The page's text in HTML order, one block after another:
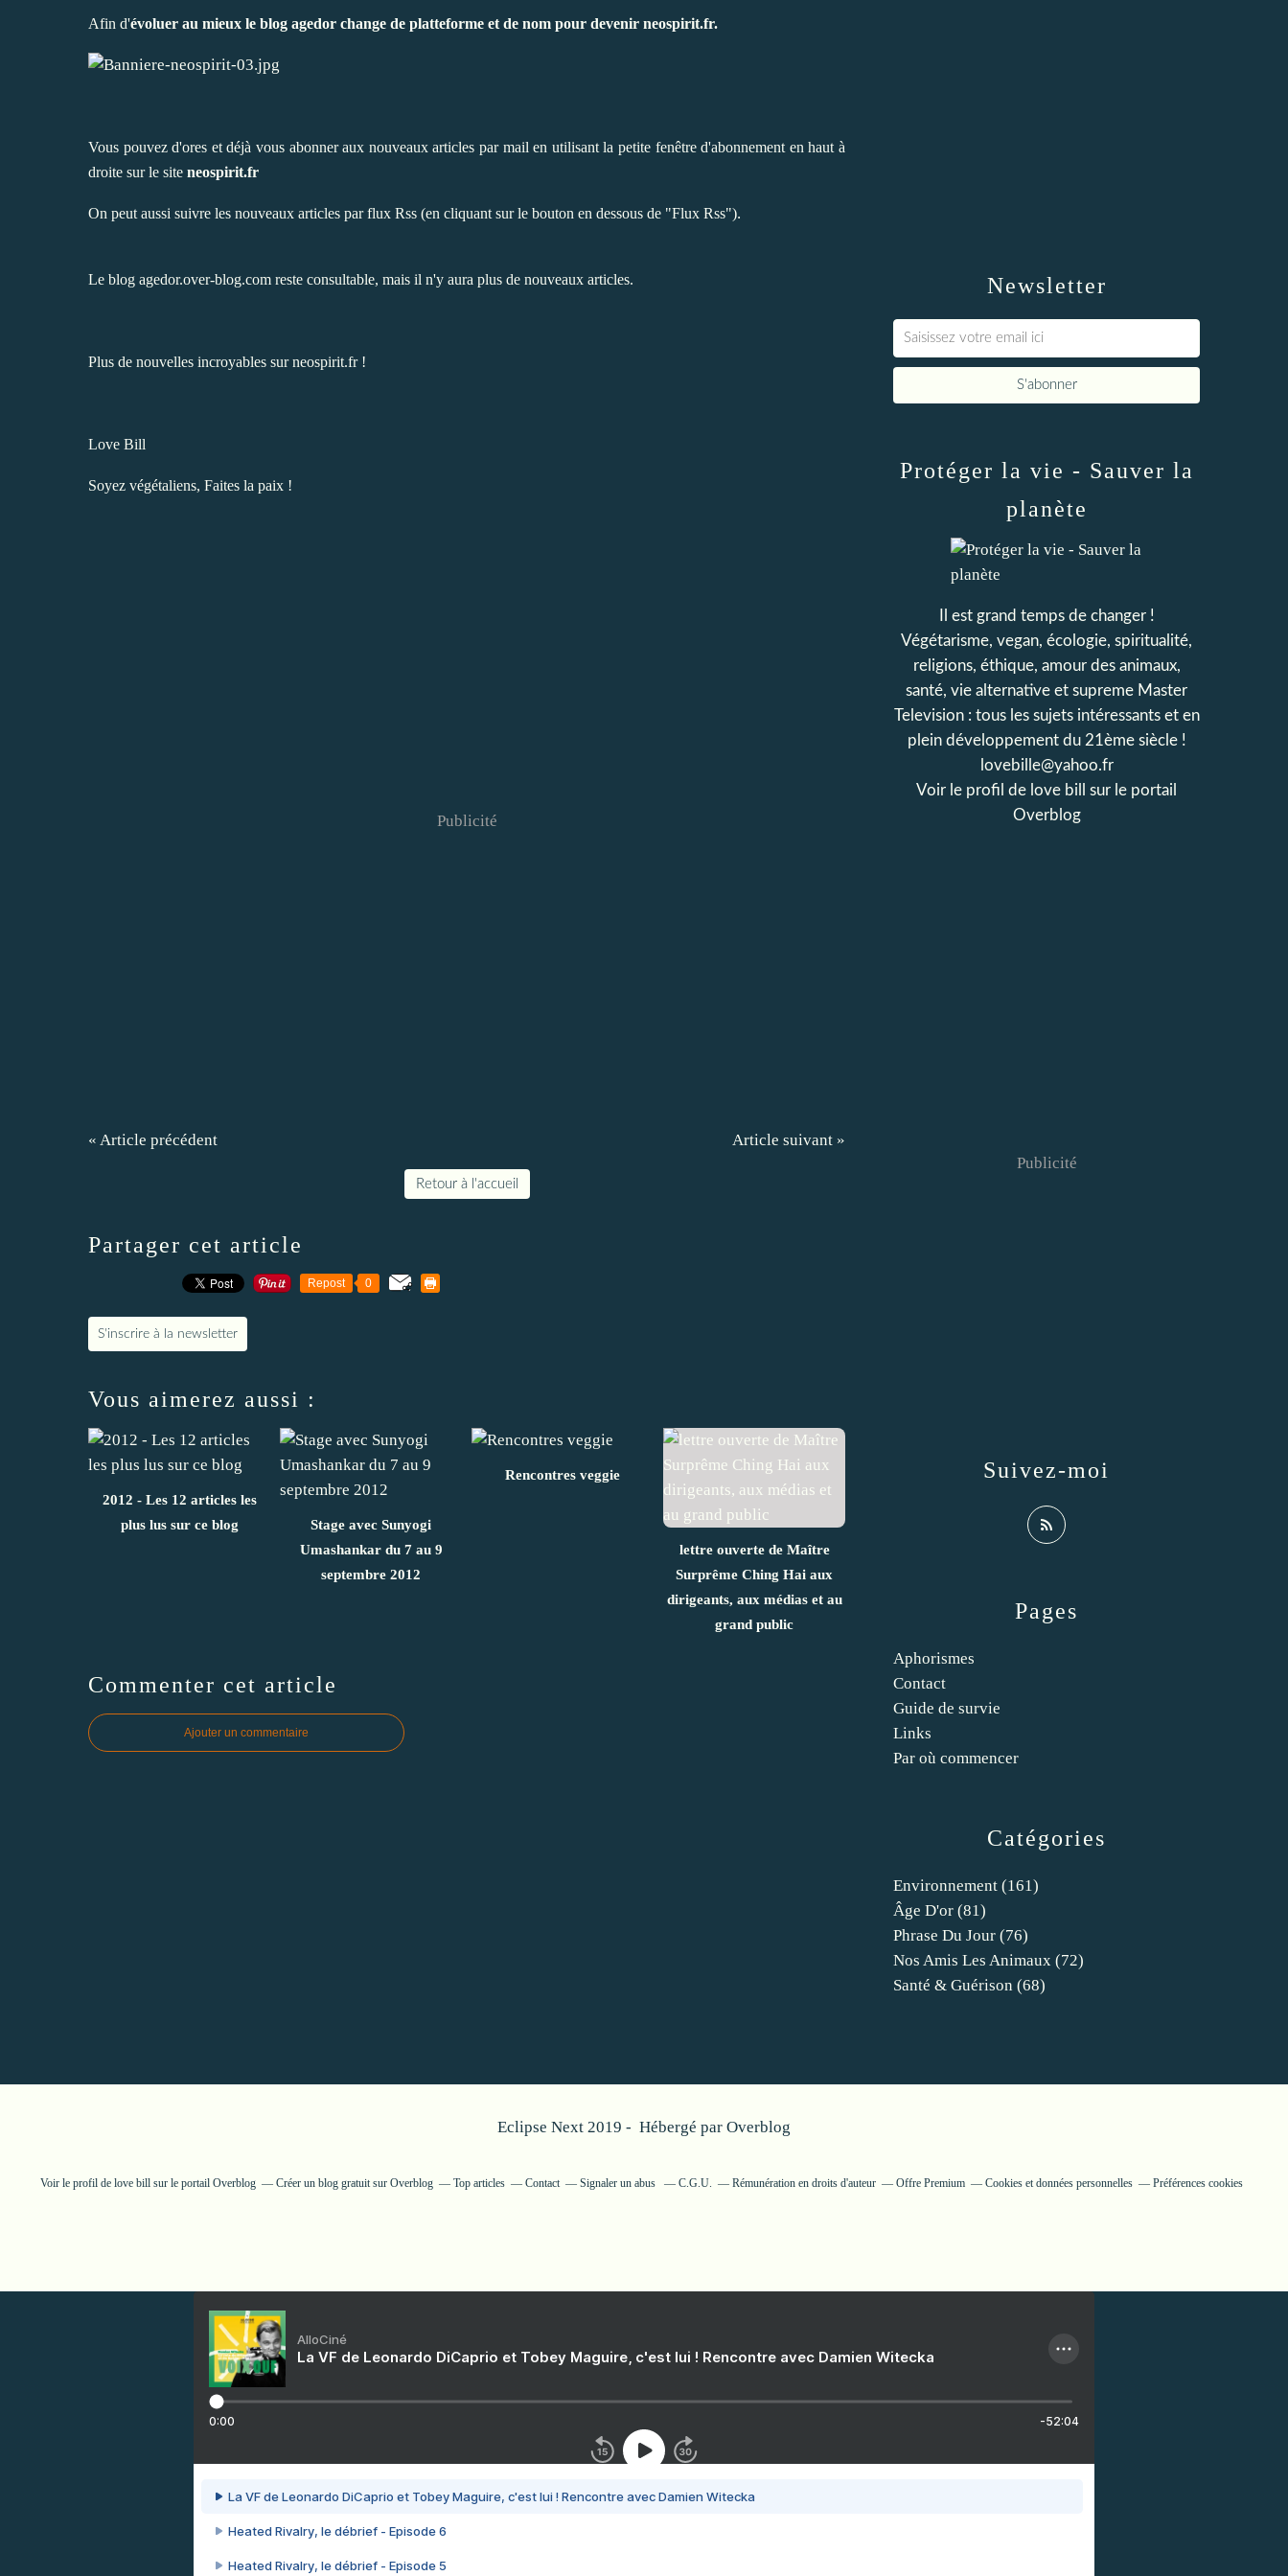
Afin d'évoluer au mieux le blog agedor change de platteforme et de nom pour devenir neospirit.fr.
Vous pouvez d'ores et déjà vous abonner aux nouveaux articles par mail en utilisant la petite fenêtre d'abonnement en haut à
droite sur le site neospirit.fr
On peut aussi suivre les nouveaux articles parflux Rss (en cliquant sur le bouton en dessous de "Flux Rss").
Le blog agedor.over-blog.com reste consultable, mais il n'y aura plus de nouveaux articles.
Plus de nouvelles incroyables sur neospirit.fr !
Love Bill
Soyez végétaliens, Faites la paix !
Publicité
« Article précédent Article suivant »
Retour à l'accueil
Partager cet article
Repost 0
S'inscrire à la newsletter
Vous aimerez aussi :
2012 - Les 12 articles les
plus lus sur ce blog
Stage avec Sunyogi
Umashankar du 7 au 9
septembre 2012
Rencontres veggie
lettre ouverte de Maître
Surprême Ching Hai aux
dirigeants, aux médias et au
grand public
Commenter cet article
Ajouter un commentaire
Newsletter
Catégories
Environnement (161)
Âge D'or (81)
Phrase Du Jour (76)
Nos Amis Les Animaux (72)
Santé & Guérison (68)
Pages
Aphorismes
Contact
Guide de survie
Links
Par où commencer
Protéger la vie - Sauver la
planète
Il est grand temps de changer !
Végétarisme, vegan, écologie, spiritualité,
religions, éthique, amour des animaux,
santé, vie alternative et supreme Master
Television : tous les sujets intéressants et en
plein développement du 21ème siècle !
lovebille@yahoo.fr
Voir le profil de love bill
sur le portail
Overblog
Suivez-moi
Publicité
Eclipse Next 2019 - Hébergé par Overblog
Voir le profil de love billsur le portail Overblog Créer un blog gratuit sur Overblog Top articles Contact Signaler un abus C.G.U. Rémunération en droits d'auteur Offre Premium Cookies et données personnelles Préférences cookies
AlloCiné
La VF de Leonardo DiCaprio et Tobey Maguire, c'est lui ! Rencontre avec Damien Witecka
0:00 -52:04
La VF de Leonardo DiCaprio et Tobey Maguire, c'est lui ! Rencontre avec Damien Witecka
Heated Rivalry, le débrief - Episode 6
Heated Rivalry, le débrief - Episode 5